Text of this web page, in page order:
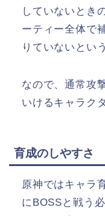
していないとき
ーティー全体で
りていないとい
なので、通常攻
いけるキャラク
育成のしやすさ
原神ではキャラ
にBOSSと戦う